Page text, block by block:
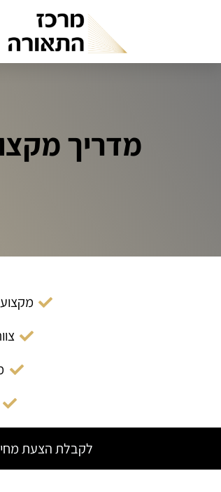
מדריך
לקבלת הצעת